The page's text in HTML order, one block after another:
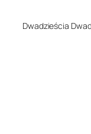
Dwadzieścia